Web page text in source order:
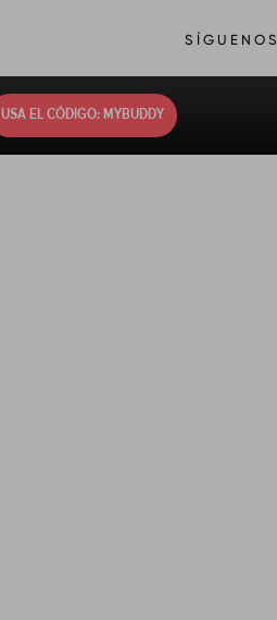
SÍGUENOS
USA EL CÓDIGO: MYBUDDY